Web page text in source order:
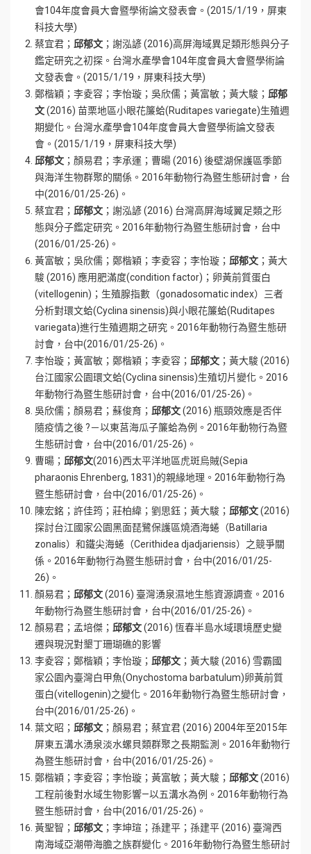
會104年度會員大會暨學術論文發表會。(2015/1/19，屏東
科技大學)
蔡宜君； 邱郁文 ；謝泓諺 (2016)高屏海域異足類形態與分子
鑑定研究之初探。台灣水產學會104年度會員大會暨學術論
文發表會。(2015/1/19，屏東科技大學)
鄭楷穎；李夌容；李怡璇；吳欣儒；黃富敏；黃大駿； 邱郁
文(2016) 苗栗地區小眼花簾蛤(Ruditapes variegate)生殖週
期變化。台灣水產學會104年度會員大會暨學術論文發表
會。(2015/1/19，屏東科技大學)
邱郁文 ；顏易君；李承運；曹暘 (2016) 後壁湖保護區季節
與海洋生物群聚的關係。2016年動物行為暨生態研討會，台
中(2016/01/25-26)。
蔡宜君； 邱郁文 ；謝泓諺 (2016) 台灣高屏海域翼足類之形
態與分子鑑定研究。2016年動物行為暨生態研討會，台中
(2016/01/25-26)。
黃富敏；吳欣儒；鄭楷穎；李夌容；李怡璇； 邱郁文 ；黃大
駿 (2016) 應用肥滿度(condition factor)；卵黃前質蛋白
(vitellogenin)；生殖腺指數（gonadosomatic index）三者
分析對環文蛤(Cyclina sinensis)與小眼花簾蛤(Ruditapes
variegata)進行生殖週期之研究。2016年動物行為暨生態研
討會，台中(2016/01/25-26)。
李怡璇；黃富敏；鄭楷穎；李夌容； 邱郁文 ；黃大駿 (2016)
台江國家公園環文蛤(Cyclina sinensis)生殖切片變化。2016
年動物行為暨生態研討會，台中(2016/01/25-26)。
吳欣儒；顏易君；蘇俊育； 邱郁文(2016) 瓶頸效應是否伴
隨疫情之後 ?－以東莒海瓜子簾蛤為例。2016年動物行為暨
生態研討會，台中(2016/01/25-26)。
曹暘； 邱郁文(2016)西太平洋地區虎斑烏賊(Sepia
pharaonis Ehrenberg, 1831)的親緣地理。2016年動物行為
暨生態研討會，台中(2016/01/25-26)。
陳宏銘；許佳筠；莊柏緯；劉思鈺；黃大駿； 邱郁文(2016)
探討台江國家公園黑面琵鷺保護區燒酒海蜷（Batillaria
zonalis）和鐵尖海蜷（Cerithidea djadjariensis）之競爭關
係。2016年動物行為暨生態研討會，台中(2016/01/25-
26)。
顏易君； 邱郁文(2016) 臺灣湧泉濕地生態資源調查。2016
年動物行為暨生態研討會，台中(2016/01/25-26)。
顏易君；孟培傑； 邱郁文(2016) 恆春半島水域環境歷史變
遷與現況對墾丁珊瑚礁的影響
李夌容；鄭楷穎；李怡璇； 邱郁文 ；黃大駿 (2016) 雪霸國
家公園內臺灣白甲魚(Onychostoma barbatulum)卵黃前質
蛋白(vitellogenin)之變化。2016年動物行為暨生態研討會，
台中(2016/01/25-26)。
葉文昭； 邱郁文 ；顏易君；蔡宜君 (2016) 2004年至2015年
屏東五溝水湧泉淡水螺貝類群聚之長期監測。2016年動物行
為暨生態研討會，台中(2016/01/25-26)。
鄭楷穎；李夌容；李怡璇；黃富敏；黃大駿； 邱郁文(2016)
工程前後對水域生物影響—以五溝水為例。2016年動物行為
暨生態研討會，台中(2016/01/25-26)。
黃聖智； 邱郁文 ；李坤瑄；孫建平；孫建平 (2016) 臺灣西
南海域亞潮帶海膽之族群變化。2016年動物行為暨生態研討